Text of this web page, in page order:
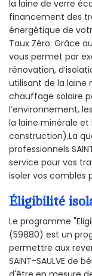
la laine de verre
financement des
énergétique de
Taux Zéro. Grâce
vous permet par
rénovation,
utilisant de la laine
chauffage solaire
l’environnement,
la laine minérale
construction).La
professionnels
service pour vos
isoler vos combles
Éligibilité
Le programme
(59880) est un
permettre aux
SAINT-SAULVE